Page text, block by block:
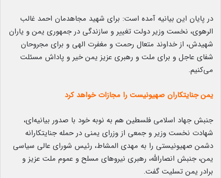
در پایان این بیانیه آمده است: برای شهید مجاهدمان احمد غالب
الرهوی، نخست وزیر دولت تغییر و سازندگی در جمهوری یمن و یاران
شهیدش، از خداوند متعال رحمت و مغفرت الهی و برای مجروحان
شفای عاجل و برای ملت و رهبری عزیز یمن خیر و پاداش مسئلت
می‌کنیم.
یمن جنایتکاران صهیونیست را مجازات خواهد کرد
جنبش جهاد اسلامی فلسطین هم به نوبه خود با صدور بیانیه‌ای،
شهادت نخست وزیر و جمعی از وزرای یمنی در حمله جنایتکارانه
دشمن صهیونیستی را به مهدی المشاط، رئیس شورای عالی سیاسی
یمن، جنبش انصارالله، رهبری نیروهای مسلح و عموم ملت عزیز و
برادر یمن تسلیت گفت.